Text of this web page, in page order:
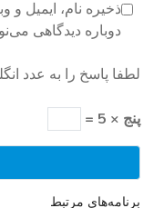
ذخیره نام، ایمیل
دوباره دیدگاهی
لطفا پاسخ را به عدد
پنج × 5 =
برنامه‌های مرتبط